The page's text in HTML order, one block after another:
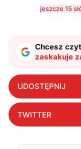
technologii a
jeszcze 15
Chcesz
zaskakuje
UDOSTĘPNIJ
TWITTER